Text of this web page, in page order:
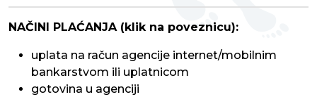
NAČINI PLAĆANJA (klik na poveznicu):
uplata na račun agencije internet/mobilnim
bankarstvom ili uplatnicom
gotovina u agenciji